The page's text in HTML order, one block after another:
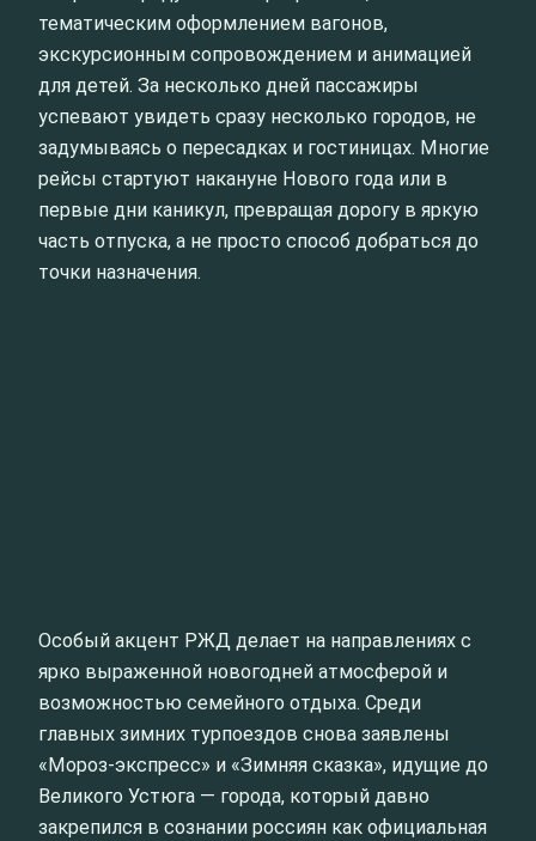
тематическим оформлением вагонов,
экскурсионным сопровождением и анимацией
для детей. За несколько дней пассажиры
успевают увидеть сразу несколько городов, не
задумываясь о пересадках и гостиницах. Многие
рейсы стартуют накануне Нового года или в
первые дни каникул, превращая дорогу в яркую
часть отпуска, а не просто способ добраться до
точки назначения.
Особый акцент РЖД делает на направлениях с
ярко выраженной новогодней атмосферой и
возможностью семейного отдыха. Среди
главных зимних турпоездов снова заявлены
«Мороз‑экспресс» и «Зимняя сказка», идущие до
Великого Устюга — города, который давно
закрепился в сознании россиян как официальная